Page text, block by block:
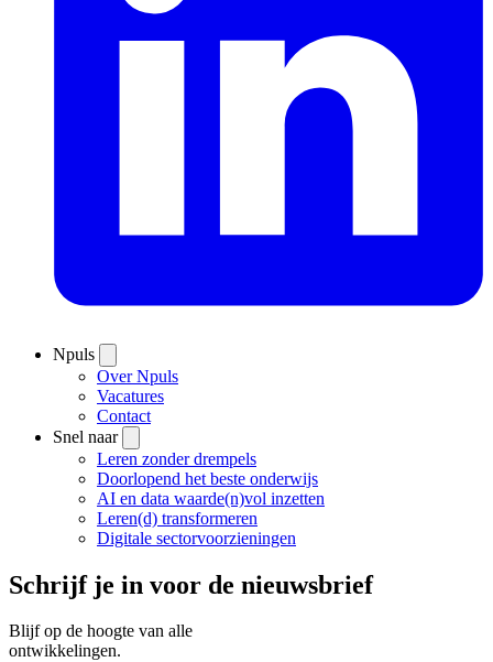
Npuls
Over Npuls
Vacatures
Contact
Snel naar
Leren zonder drempels
Doorlopend het beste onderwijs
AI en data waarde(n)vol inzetten
Leren(d) transformeren
Digitale sectorvoorzieningen
Schrijf je in voor de nieuwsbrief
Blijf op de hoogte van alle
ontwikkelingen.